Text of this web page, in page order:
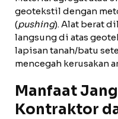
geotekstil dengan
(pushing). Alat berat
langsung di atas
lapisan tanah/batu
mencegah kerusakan
Manfaat
Kontraktor